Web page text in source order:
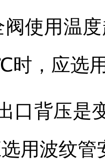
使用温
时，应选
口背压是
用波纹管